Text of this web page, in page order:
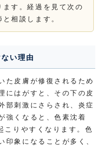
ます。経過を見て次の
相談します。
い理由
た皮膚が修復されるため
にはがすと、その下の皮
部刺激にさらされ、炎症
強くなると、色素沈着
こりやすくなります。色
象になることが多く、